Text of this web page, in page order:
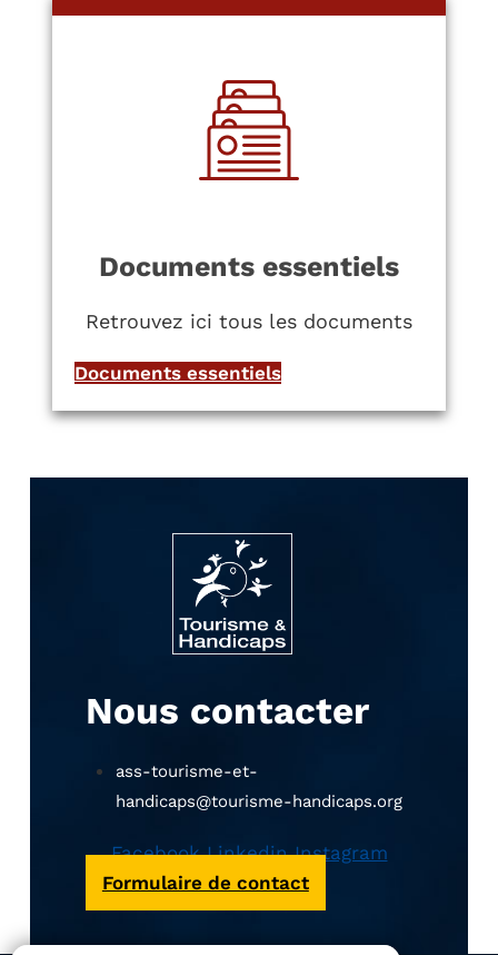
Documents essentiels
Retrouvez ici tous les documents
Documents essentiels
Nous contacter
ass-tourisme-et-
handicaps@tourisme-handicaps.org
Facebook Linkedin Instagram
Formulaire de contact